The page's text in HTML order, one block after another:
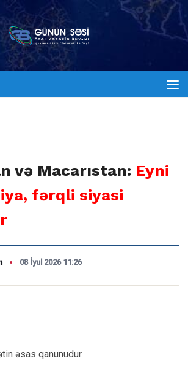
və Macarıstan: Eyni
fərqli siyasi
08 İyul 2026 11:26
əsas qanunudur.